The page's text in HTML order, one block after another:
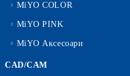
MiYO COLOR
MiYO PINK
MiYO Аксесоари
CAD/CAM